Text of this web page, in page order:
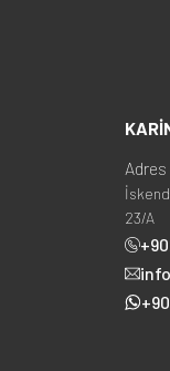
Adres
23/A